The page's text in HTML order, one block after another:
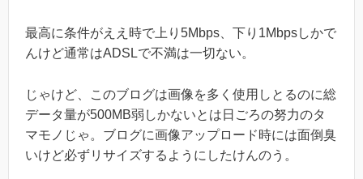
最高に条件がええ時で上り5Mbps、下り1Mbpsしかで
んけど通常はADSLで不満は一切ない。
じゃけど、このブログは画像を多く使用しとるのに総
データ量が500MB弱しかないとは日ごろの努力のタ
マモノじゃ。ブログに画像アップロード時には面倒臭
いけど必ずリサイズするようにしたけんのう。